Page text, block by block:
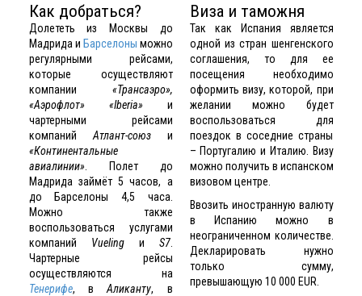
Как добраться?
Долететь из Москвы до
Мадрида и Барселоны можно
регулярными рейсами,
которые осуществляют
компании «Трансаэро»,
«Аэрофлот» «Iberia» и
чартерными рейсами
компаний Атлант-союзи
«Континентальные
авиалинии» . Полет до
Мадрида займёт 5 часов, а
до Барселоны 4,5 часа.
Можно также
воспользоваться услугами
компаний Vuelingи S7.
Чартерные рейсы
осуществляются на
Тенерифе, вАликанту, в
Виза и таможня
Так как Испания является
одной из стран шенгенского
соглашения, то для ее
посещения необходимо
оформить визу, которой, при
желании можно будет
воспользоваться для
поездок в соседние страны
– Португалию и Италию. Визу
можно получить в испанском
визовом центре.
Ввозить иностранную валюту
в Испанию можно в
неограниченном количестве.
Декларировать нужно
только сумму,
превышающую 10 000 EUR.